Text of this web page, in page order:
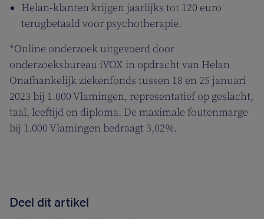
Helan-klanten krijgen jaarlijks tot 120 euro
terugbetaald voor psychotherapie.
*Online onderzoek uitgevoerd door
onderzoeksbureau iVOX in opdracht van Helan
Onafhankelijk ziekenfonds tussen 18 en 25 januari
2023 bij 1.000 Vlamingen, representatief op geslacht,
taal, leeftijd en diploma. De maximale foutenmarge
bij 1.000 Vlamingen bedraagt 3,02%.
Deel dit artikel